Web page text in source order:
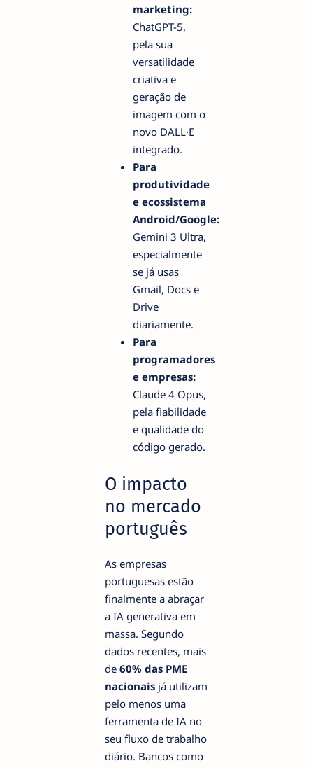
marketing:
ChatGPT-5,
pela sua
versatilidade
criativa e
geração de
imagem com o
novo DALL·E
integrado.
Para
produtividade
e ecossistema
Android/Google:
Gemini 3 Ultra,
especialmente
se já usas
Gmail, Docs e
Drive
diariamente.
Para
programadores
e empresas:
Claude 4 Opus,
pela fiabilidade
e qualidade do
código gerado.
O impacto
no mercado
português
As empresas
portuguesas estão
finalmente a abraçar
a IA generativa em
massa. Segundo
dados recentes, mais
de 60% das PME
nacionais já utilizam
pelo menos uma
ferramenta de IA no
seu fluxo de trabalho
diário. Bancos como